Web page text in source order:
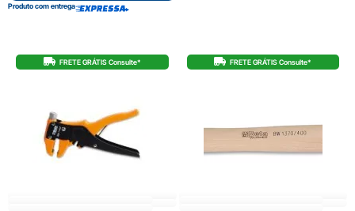
Produto com entrega
FRETE GRÁTIS Consulte* FRETE GRÁTIS Consulte*